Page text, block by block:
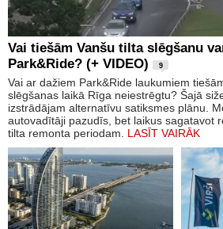
Vai tiešām Vanšu tilta slēgšanu
Park&Ride? (+ VIDEO)
9
Vai ar dažiem Park&Ride laukumiem
slēgšanas laikā Rīga neiestrēgtu? Šajā
izstrādājam alternatīvu satiksmes plānu.
autovadītāji pazudīs, bet laikus sagatavot
tilta remonta periodam. LASĪT VAIRĀK